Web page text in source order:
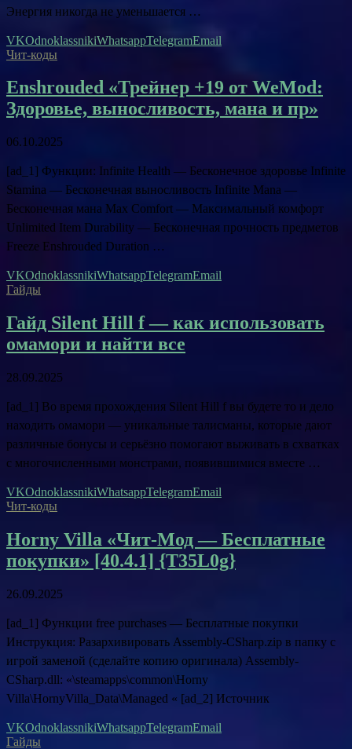
Энергия никогда не уменьшается …
VKOdnoklassnikiWhatsappTelegramEmail
Чит-коды
Enshrouded «Трейнер +19 от WeMod:
Здоровье, выносливость, мана и пр»
06.10.2025
[ad_1] Функции: Infinite Health — Бесконечное здоровье Infinite
Stamina — Бесконечная выносливость Infinite Mana —
Бесконечная мана Max Comfort — Максимальный комфорт
Unlimited Item Durability — Бесконечная прочность предметов
Freeze Enshrouded Duration …
VKOdnoklassnikiWhatsappTelegramEmail
Гайды
Гайд Silent Hill f — как использовать
омамори и найти все
28.09.2025
[ad_1] Во время прохождения Silent Hill f вы будете то и дело
находить омамори — уникальные талисманы, которые дают
различные бонусы и серьёзно помогают выживать в схватках
с многочисленными монстрами, появившимися вместе …
VKOdnoklassnikiWhatsappTelegramEmail
Чит-коды
Horny Villa «Чит-Мод — Бесплатные
покупки» [40.4.1] {T35L0g}
26.09.2025
[ad_1] Функции free purchases — Бесплатные покупки
Инструкция: Разархивировать Assembly-CSharp.zip в папку с
игрой заменой (сделайте копию оригинала) Assembly-
CSharp.dll: «\steamapps\common\Horny
Villa\HornyVilla_Data\Managed « [ad_2] Источник
VKOdnoklassnikiWhatsappTelegramEmail
Гайды